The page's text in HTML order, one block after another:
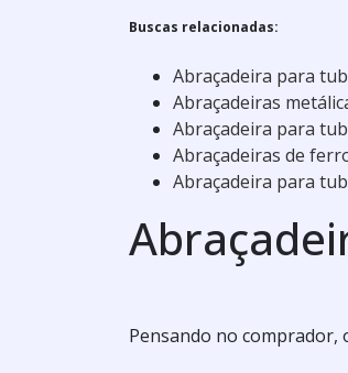
Buscas relacionadas:
Abraçadeira para
Abraçadeiras
Abraçadeira para
Abraçadeiras de
Abraçadeira para
Pensando no comprador,